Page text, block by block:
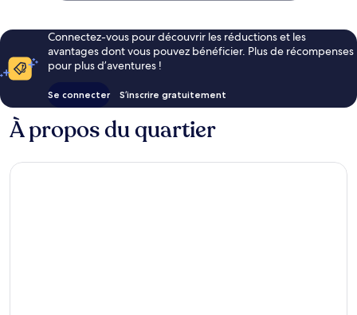
Connectez-vous pour découvrir les réductions et les
avantages dont vous pouvez bénéficier. Plus de récompenses
pour plus d’aventures !
Se connecter S’inscrire gratuitement
À propos du quartier